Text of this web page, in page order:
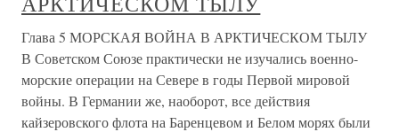
Глава 5 МОРСКАЯ ВОЙНА В АРКТИЧЕСКОМ ТЫЛУ
В Советском Союзе практически не изучались военно-
морские операции на Севере в годы Первой мировой
войны. В Германии же, наоборот, все действия
кайзеровского флота на Баренцевом и Белом морях были